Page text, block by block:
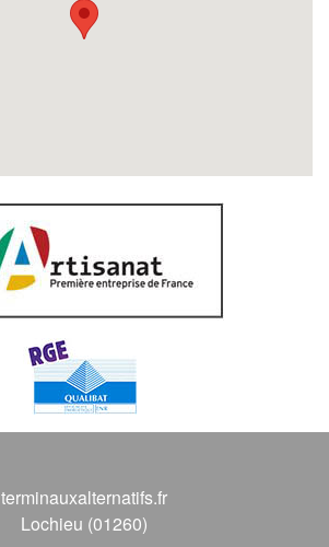
terminauxalternatifs.fr
Lochieu (01260)